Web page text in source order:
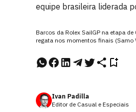
equipe brasileira liderada
Barcos da Rolex SailGP na etapa
regata nos momentos finais (Samo
Ivan Padilla
Editor de Casual e Especiais